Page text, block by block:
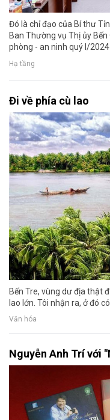
Đó là chỉ đạo của Bí thư
Ban Thường vụ Thị ủy
phòng - an ninh quý I/
Hạ tầng
Đi về phía cù lao
Bến Tre, vùng dư địa thật
lao lớn. Tôi nhận ra, ở đó
Văn hóa
Nguyễn Anh Trí với